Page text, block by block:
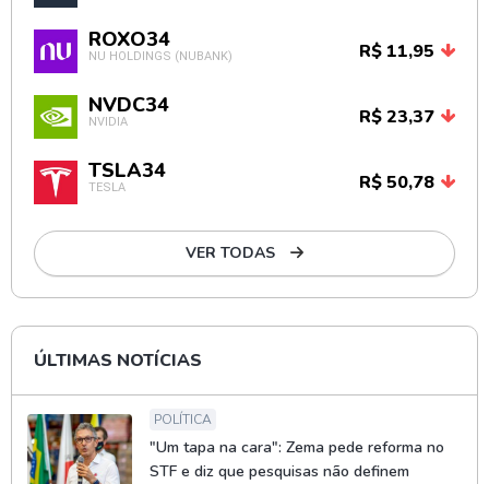
ROXO34
NU HOLDINGS (NUBANK) R$ 11,95
NVDC34
NVIDIA R$ 23,37
TSLA34
TESLA R$ 50,78
VER TODAS
ÚLTIMAS NOTÍCIAS
POLÍTICA
"Um tapa na cara": Zema pede reforma no
STF e diz que pesquisas não definem